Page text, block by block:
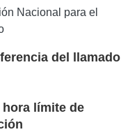
Nacional para el
del llamado
hora límite de